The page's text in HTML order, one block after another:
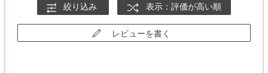
絞り込み 表示：評価が高い順
レビューを書く